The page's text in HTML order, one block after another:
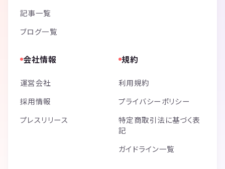
多数の作品を用意しているので
（私も遊びたいので普通に参加します）
持ってくるもの！：
・ソフトドリンク！
（匂いのするものでも自由にOK）
※今回の遊びはお酒や軽食を準備しないのでご注意ください。
記事一覧
ブログ一覧
会社情報
運営会社
採用情報
プレスリリース
規約
利用規約
プライバシーポリシー
特定商取引法に基づく表
記
ガイドライン一覧